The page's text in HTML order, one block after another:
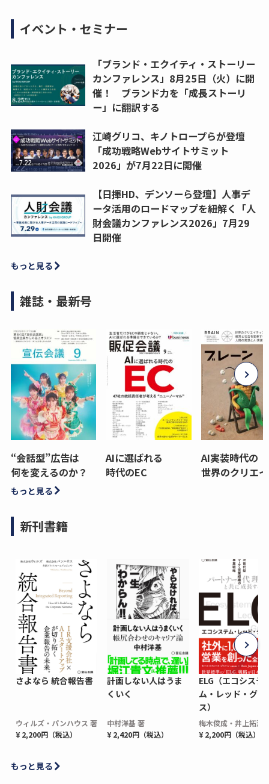
イベント・セミナー
「ブランド・エクイティ・ストーリー
カンファレンス」8月25日（火）に開
催！ ブランド力を「成長ストーリ
ー」に翻訳する
江崎グリコ、キノトロープらが登壇
「成功戦略Webサイトサミット
2026」が7月22日に開催
【日揮HD、デンソーら登壇】人事デ
ータ活用のロードマップを紐解く「人
財会議カンファレンス2026」7月29
日開催
もっと見る
雑誌・最新号
“会話型”広告は
何を変えるのか？
AIに選ばれる
時代のEC
AI実装時代の
世界のクリエ
もっと見る
新刊書籍
さよなら 統合報告書
ウィルズ・パンハウス 著
¥ 2,200円（税込）
計画しない人はうま
くいく
中村洋基 著
¥ 2,420円（税込）
ELG（エコシステ
ム・レッド・グロ
ス）
梅木俊成・井上拓海
¥ 2,200円（税込）
もっと見る